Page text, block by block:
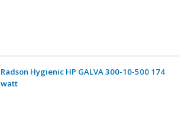
Radson Hygienic HP GALVA 300-10-500 174
watt